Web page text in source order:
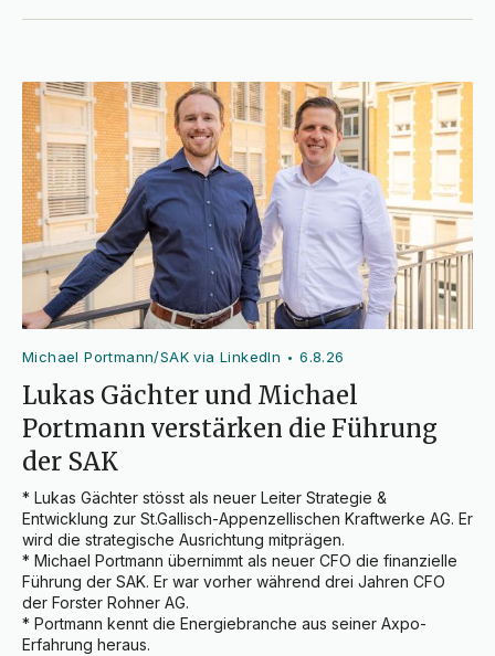
Michael Portmann/SAK via LinkedIn •6.8.26
Lukas Gächter und Michael
Portmann verstärken die Führung
der SAK
* Lukas Gächter stösst als neuer Leiter Strategie &
Entwicklung zur St.Gallisch-Appenzellischen Kraftwerke AG. Er
wird die strategische Ausrichtung mitprägen.
* Michael Portmann übernimmt als neuer CFO die finanzielle
Führung der SAK. Er war vorher während drei Jahren CFO
der Forster Rohner AG.
* Portmann kennt die Energiebranche aus seiner Axpo-
Erfahrung heraus.